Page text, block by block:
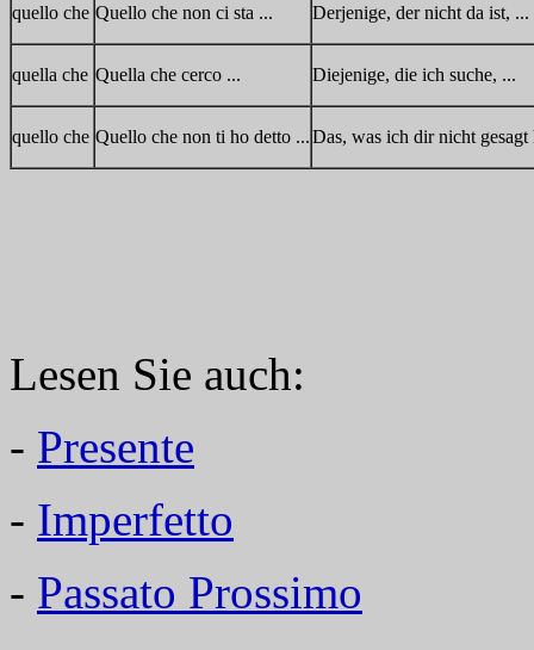
quello che Quello che non ci sta ... Derjenige, der nicht da ist, ...
quella che Quella che cerco ... Diejenige, die ich suche, ...
quello che Quello che non ti ho detto ...Das, was ich dir nicht gesagt
Lesen Sie auch:
- Presente
- Imperfetto
- Passato Prossimo